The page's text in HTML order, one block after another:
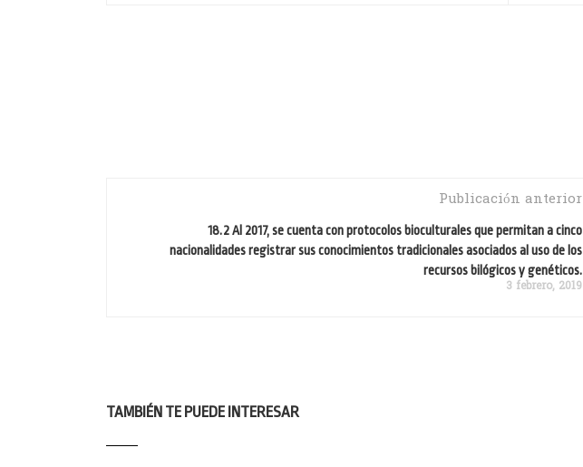
Publicación anterior
18.2 Al 2017, se cuenta con protocolos bioculturales que permitan a cinco
nacionalidades registrar sus conocimientos tradicionales asociados al uso de los
recursos bilógicos y genéticos.
3 febrero, 2019
TAMBIÉN TE PUEDE INTERESAR